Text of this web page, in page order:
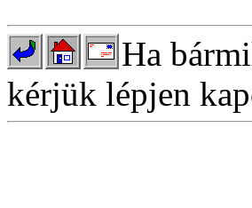
Ha
kérjük lépjen